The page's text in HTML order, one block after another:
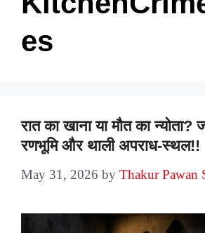
es
रात का खाना या मौत का
रणभूमि और थाली अपराध-स्थल!!
May 31, 2026 by Thakur Pawan